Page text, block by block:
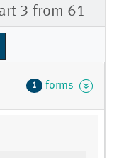
3 from 61
1 forms